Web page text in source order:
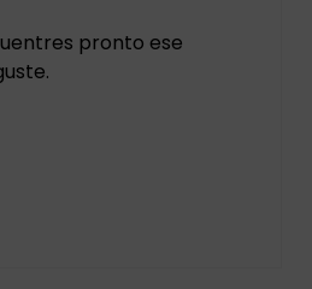
pronto ese